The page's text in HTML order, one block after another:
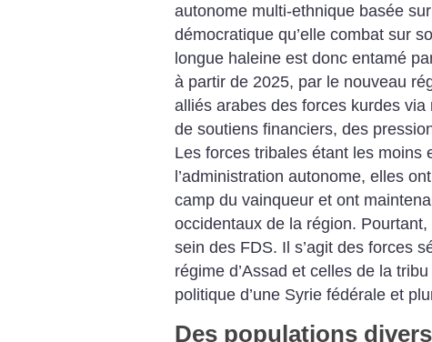
autonome multi-ethnique basée
démocratique qu’elle combat sur
longue haleine est donc entamé
à partir de 2025, par le nouveau
alliés arabes des forces kurdes
de soutiens financiers, des
Les forces tribales étant les moins
l’administration autonome, elles
camp du vainqueur et ont
occidentaux de la région.
sein des FDS. Il s’agit des ­forces
régime d’Assad et celles de la
politique d’une Syrie fédérale et
Des populations